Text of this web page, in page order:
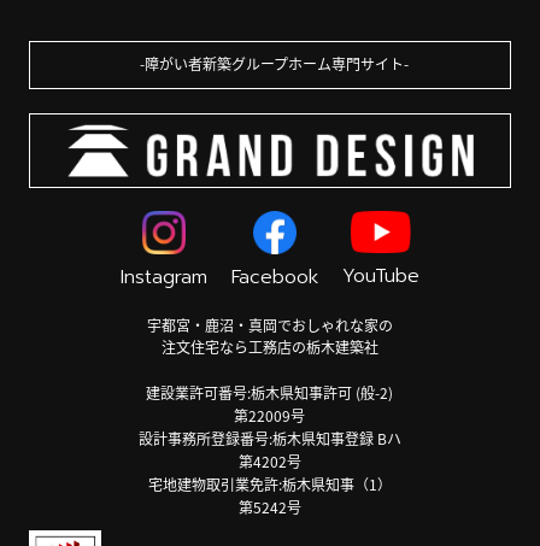
障がい者新築グループホーム専門サイト
Instagram Facebook YouTube
宇都宮・鹿沼・真岡でおしゃれな家の
注文住宅なら工務店の栃木建築社
建設業許可番号:栃木県知事許可 (般-2)
第22009号
設計事務所登録番号:栃木県知事登録 Bハ
第4202号
宅地建物取引業免許:栃木県知事（1）
第5242号